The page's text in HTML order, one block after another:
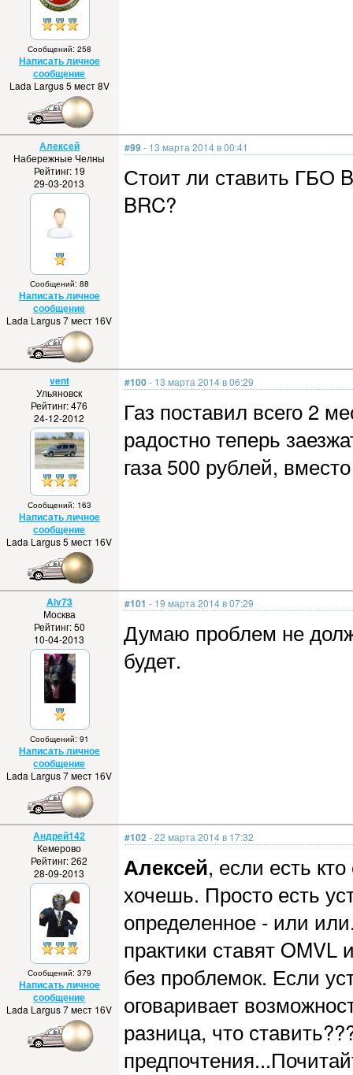
Сообщений: 258
Написать личное
сообщение
Lada Largus 5 мест 8V
Алексей
Набережные Челны
Рейтинг: 19
29-03-2013
Сообщений: 88
Написать личное
сообщение
Lada Largus 7 мест 16V
#99- 13 марта 2014 в 00:41
Стоит ли ставить ГБО
BRC?
vent
Ульяновск
Рейтинг: 476
24-12-2012
Сообщений: 163
Написать личное
сообщение
Lada Largus 5 мест 16V
#100- 13 марта 2014 в 06:29
Газ поставил всего 2
радостно теперь
газа 500 рублей,
Alv73
Москва
Рейтинг: 50
10-04-2013
Сообщений: 91
Написать личное
сообщение
Lada Largus 7 мест 16V
#101 - 19 марта 2014 в 07:29
Думаю проблем не
будет.
Андрей142
Кемерово
Рейтинг: 262
28-09-2013
Сообщений: 379
Написать личное
сообщение
Lada Largus 7 мест 16V
#102 - 22 марта 2014 в 17:32
Алексей, если есть
хочешь. Просто есть
определенное - или
практики ставят
без проблемок. Если
оговаривает
разница, что